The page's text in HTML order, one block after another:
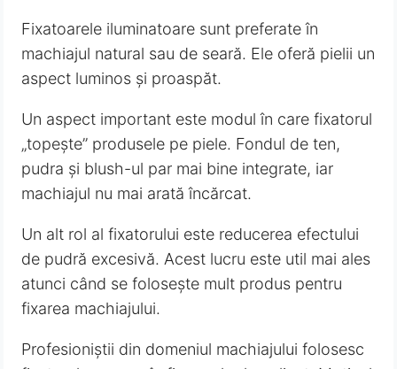
Fixatoarele iluminatoare sunt preferate în
machiajul natural sau de seară. Ele oferă pielii un
aspect luminos și proaspăt.
Un aspect important este modul în care fixatorul
„topește” produsele pe piele. Fondul de ten,
pudra și blush-ul par mai bine integrate, iar
machiajul nu mai arată încărcat.
Un alt rol al fixatorului este reducerea efectului
de pudră excesivă. Acest lucru este util mai ales
atunci când se folosește mult produs pentru
fixarea machiajului.
Profesioniștii din domeniul machiajului folosesc